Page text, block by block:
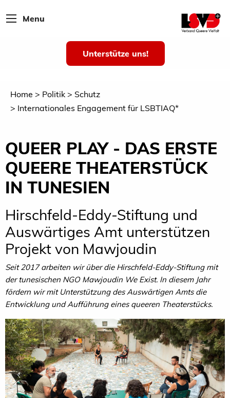
Menu
Unterstütze uns!
Home Politik
Schutz
Internationales Engagement für LSBTIAQ*
QUEER PLAY - DAS ERSTE
QUEERE THEATERSTÜCK
IN TUNESIEN
Hirschfeld-Eddy-Stiftung und
Auswärtiges Amt unterstützen
Projekt von Mawjoudin
Seit 2017 arbeiten wir über die Hirschfeld-Eddy-Stiftung mit
der tunesischen NGO Mawjoudin We Exist. In diesem Jahr
fördern wir mit Unterstützung des Auswärtigen Amts die
Entwicklung und Aufführung eines queeren Theaterstücks.